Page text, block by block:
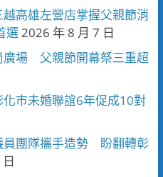
高雄左營店掌握父親節消
選2026 年 8 月 7 日
廣場 父親節開幕祭三重超
市未婚聯誼6年促成10對
員團隊攜手造勢 盼翻轉彰